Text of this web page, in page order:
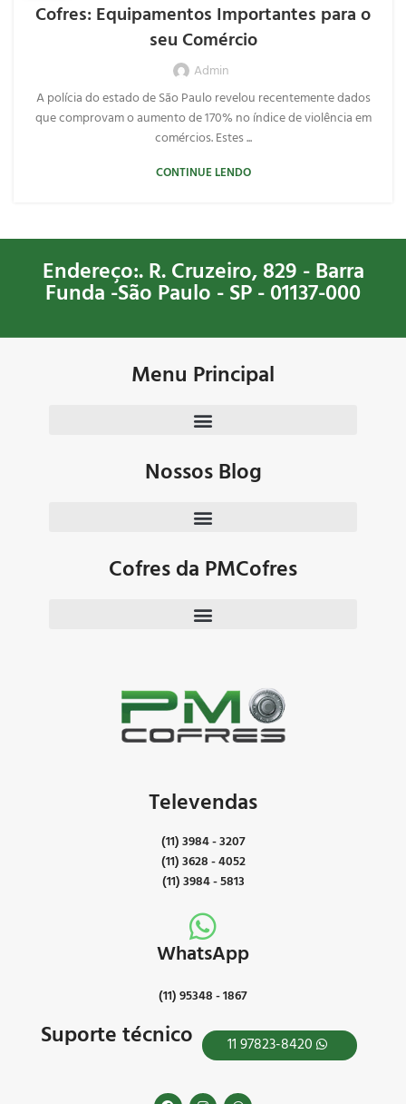
Cofres: Equipamentos Importantes para o
seu Comércio
Admin
A polícia do estado de São Paulo revelou recentemente dados
que comprovam o aumento de 170% no índice de violência em
comércios. Estes ...
CONTINUE LENDO
Endereço:. R. Cruzeiro, 829 - Barra
Funda -São Paulo - SP - 01137-000
Menu Principal
Nossos Blog
Cofres da PMCofres
Televendas
(11) 3984 - 3207
(11) 3628 - 4052
(11) 3984 - 5813
WhatsApp
(11) 95348 - 1867
Suporte técnico 11 97823-8420